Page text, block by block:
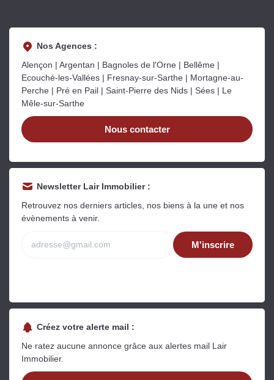
Nos Agences :
Alençon | Argentan | Bagnoles de l'Orne | Bellême |
Ecouché-les-Vallées | Fresnay-sur-Sarthe | Mortagne-au-
Perche | Pré en Pail | Saint-Pierre des Nids | Sées | Le
Mêle-sur-Sarthe
Nous contacter
Newsletter Lair Immobilier :
Retrouvez nos derniers articles, nos biens à la une et nos
évènements à venir.
M'inscrire
Créez votre alerte mail :
Ne ratez aucune annonce grâce aux alertes mail Lair
Immobilier.